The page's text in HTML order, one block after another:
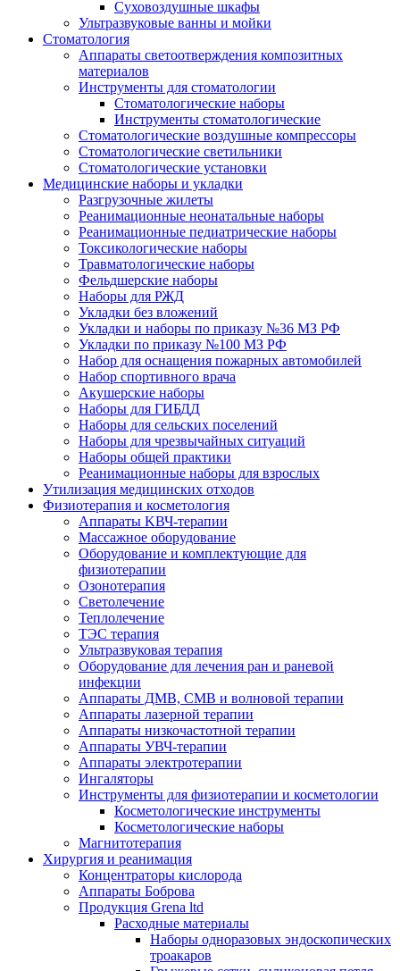
Суховоздушные шкафы
Ультразвуковые ванны и мойки
Стоматология
Аппараты светоотверждения композитных
материалов
Инструменты для стоматологии
Стоматологические наборы
Инструменты стоматологические
Стоматологические воздушные компрессоры
Стоматологические светильники
Стоматологические установки
Медицинские наборы и укладки
Разгрузочные жилеты
Реанимационные неонатальные наборы
Реанимационные педиатрические наборы
Токсикологические наборы
Травматологические наборы
Фельдшерские наборы
Наборы для РЖД
Укладки без вложений
Укладки и наборы по приказу №36 МЗ РФ
Укладки по приказу №100 МЗ РФ
Набор для оснащения пожарных автомобилей
Набор спортивного врача
Акушерские наборы
Наборы для ГИБДД
Наборы для сельских поселений
Наборы для чрезвычайных ситуаций
Наборы общей практики
Реанимационные наборы для взрослых
Утилизация медицинских отходов
Физиотерапия и косметология
Аппараты KВЧ-терапии
Массажное оборудование
Оборудование и комплектующие для
физиотерапии
Озонотерапия
Светолечение
Теплолечение
ТЭС терапия
Ультразвуковая терапия
Оборудование для лечения ран и раневой
инфекции
Аппараты ДМВ, СМВ и волновой терапии
Аппараты лазерной терапии
Аппараты низкочастотной терапии
Аппараты УВЧ-терапии
Аппараты электротерапии
Ингаляторы
Инструменты для физиотерапии и косметологии
Косметологические инструменты
Косметологические наборы
Магнитотерапия
Хирургия и реанимация
Концентраторы кислорода
Аппараты Боброва
Продукция Grena ltd
Расходные материалы
Наборы одноразовых эндоскопических
троакаров